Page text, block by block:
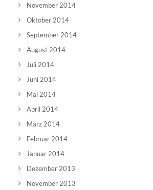
November 2014
Oktober 2014
September 2014
August 2014
Juli 2014
Juni 2014
Mai 2014
April 2014
März 2014
Februar 2014
Januar 2014
Dezember 2013
November 2013